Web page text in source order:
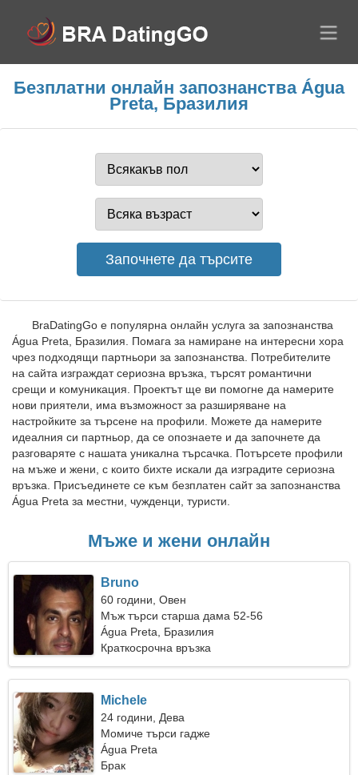
Безплатни онлайн запознанства Água
Preta, Бразилия
BraDatingGo е популярна онлайн услуга за запознанства
Água Preta, Бразилия. Помага за намиране на интересни хора
чрез подходящи партньори за запознанства. Потребителите
на сайта изграждат сериозна връзка, търсят романтични
срещи и комуникация. Проектът ще ви помогне да намерите
нови приятели, има възможност за разширяване на
настройките за търсене на профили. Можете да намерите
идеалния си партньор, да се опознаете и да започнете да
разговаряте с нашата уникална търсачка. Потърсете профили
на мъже и жени, с които бихте искали да изградите сериозна
връзка. Присъединете се към безплатен сайт за запознанства
Água Preta за местни, чужденци, туристи.
Мъже и жени онлайн
Bruno
60 години, Овен
Мъж търси старша дама 52-56
Água Preta, Бразилия
Краткосрочна връзка
Michele
24 години, Дева
Момиче търси гадже
Água Preta
Брак